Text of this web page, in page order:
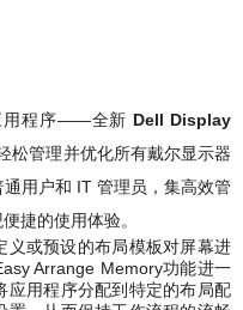
用程序——全新 Dell Display
松管理并优化所有戴尔显示器
用户和 IT 管理员，集高效管
捷的使用体验。
义或预设的布局模板对屏幕进
Arrange Memory功能进一
应用程序分配到特定的布局配